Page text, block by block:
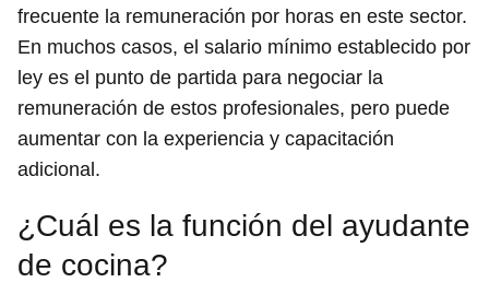
frecuente la remuneración por horas en este sector.
En muchos casos, el salario mínimo establecido por
ley es el punto de partida para negociar la
remuneración de estos profesionales, pero puede
aumentar con la experiencia y capacitación
adicional.
¿Cuál es la función del ayudante
de cocina?